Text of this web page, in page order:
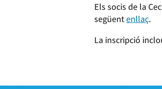
Els socis de la
següentenllaç.
La inscripció